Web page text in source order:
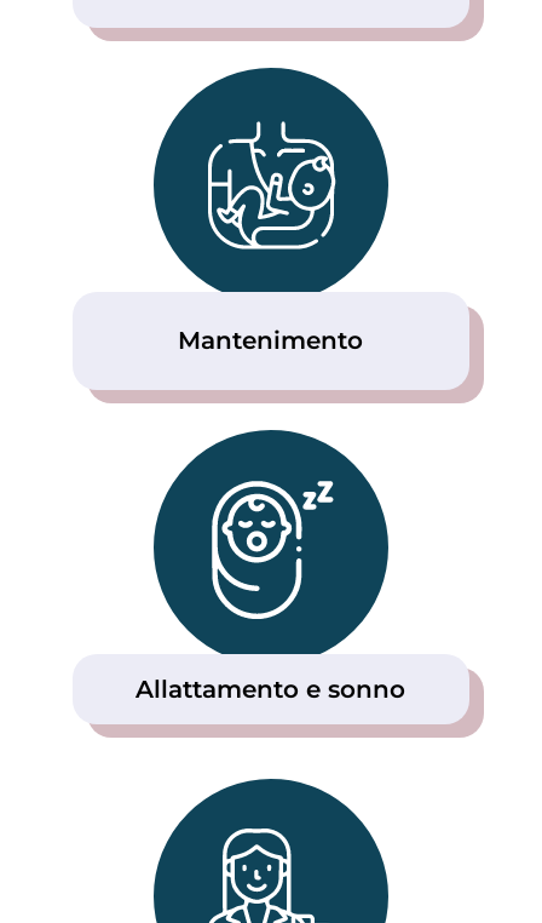
Mantenimento
Allattamento e sonno